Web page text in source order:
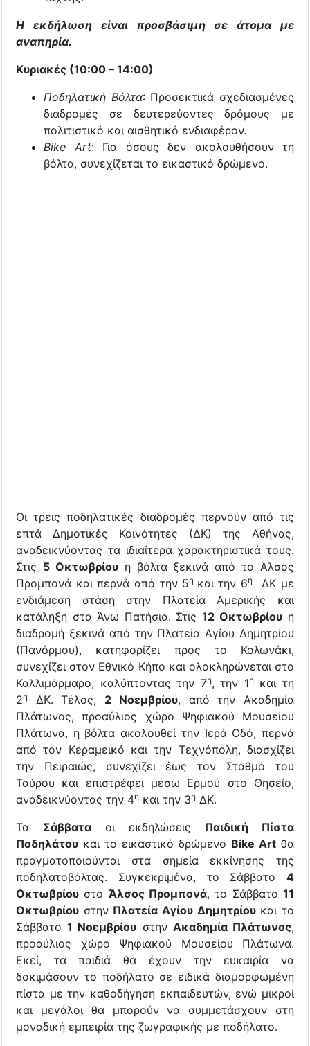
Η εκδήλωση είναι προσβάσιμη σε άτομα με
αναπηρία.
Κυριακές (10:00 – 14:00)
Ποδηλατική Βόλτα: Προσεκτικά σχεδιασμένες
διαδρομές σε δευτερεύοντες δρόμους με
πολιτιστικό και αισθητικό ενδιαφέρον.
Bike Art: Για όσους δεν ακολουθήσουν τη
βόλτα, συνεχίζεται το εικαστικό δρώμενο.
Οι τρεις ποδηλατικές διαδρομές περνούν από τις
επτά Δημοτικές Κοινότητες (ΔΚ) της Αθήνας,
αναδεικνύοντας τα ιδιαίτερα χαρακτηριστικά τους.
Στις 5 Οκτωβρίουη βόλτα ξεκινά από το Άλσος
Προμπονά και περνά από την 5η και την 6η
ΔΚ με
ενδιάμεση στάση στην Πλατεία Αμερικής και
κατάληξη στα Άνω Πατήσια. Στις 12 Οκτωβρίου η
διαδρομή ξεκινά από την Πλατεία Αγίου Δημητρίου
(Πανόρμου), κατηφορίζει προς το Κολωνάκι,
συνεχίζει στον Εθνικό Κήπο και ολοκληρώνεται στο
Καλλιμάρμαρο, καλύπτοντας την 7η, την 1η
και τη
2η ΔΚ. Τέλος, 2 Νοεμβρίου, από την Ακαδημία
Πλάτωνος, προαύλιος χώρο Ψηφιακού Μουσείου
Πλάτωνα, η βόλτα ακολουθεί την Ιερά Οδό, περνά
από τον Κεραμεικό και την Τεχνόπολη, διασχίζει
την Πειραιώς, συνεχίζει έως τον Σταθμό του
Ταύρου και επιστρέφει μέσω Ερμού στο Θησείο,
αναδεικνύοντας την 4η και την 3η ΔΚ.
Τα Σάββατα οι εκδηλώσεις Παιδική Πίστα
Ποδηλάτου και το εικαστικό δρώμενο Bike Art θα
πραγματοποιούνται στα σημεία εκκίνησης της
ποδηλατοβόλτας. Συγκεκριμένα, το Σάββατο 4
Οκτωβρίου στο Άλσος Προμπονά, το Σάββατο11
Οκτωβρίου στην Πλατεία Αγίου Δημητρίουκαι το
Σάββατο1 Νοεμβρίου στην Ακαδημία Πλάτωνος,
προαύλιος χώρο Ψηφιακού Μουσείου Πλάτωνα.
Εκεί, τα παιδιά θα έχουν την ευκαιρία να
δοκιμάσουν το ποδήλατο σε ειδικά διαμορφωμένη
πίστα με την καθοδήγηση εκπαιδευτών, ενώ μικροί
και μεγάλοι θα μπορούν να συμμετάσχουν στη
μοναδική εμπειρία της ζωγραφικής με ποδήλατο.